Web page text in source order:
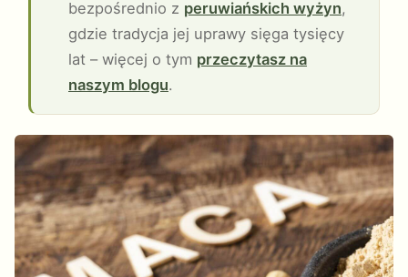
bezpośrednio z peruwiańskich wyżyn,
gdzie tradycja jej uprawy sięga tysięcy
lat – więcej o tym przeczytasz na
naszym blogu.